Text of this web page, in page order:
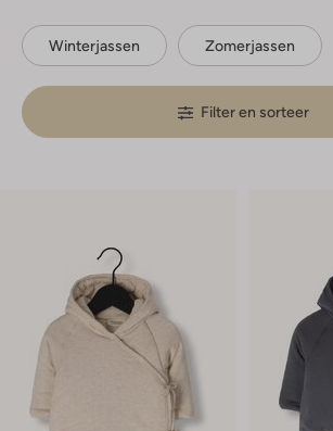
Winterjassen Zomerjassen
Filter en sorteer